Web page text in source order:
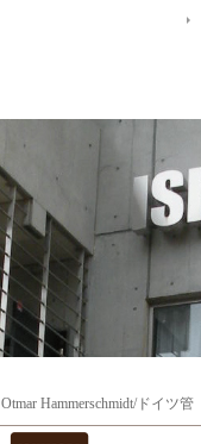
Otmar Hammerschmidt/ドイツ管